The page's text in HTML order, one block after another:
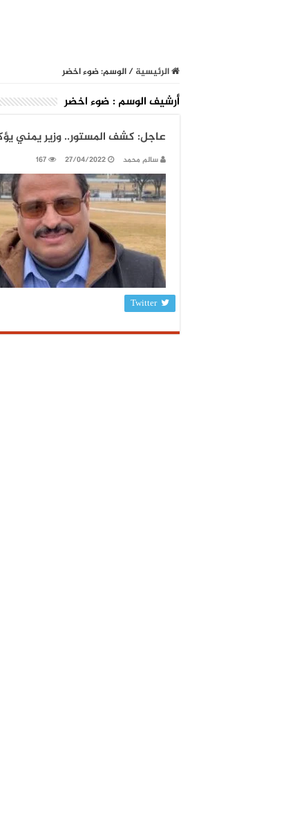
الرئيسية/الوسم:ضوء اخضر
أرشيف الوسم : ضوء اخضر
عاجل: كشف المستور.. وزير يمني
سالم محمد 27/04/2022
167
Twitter